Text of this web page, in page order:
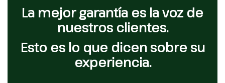
La mejor garantía es la voz de
nuestros clientes.
Esto es lo que dicen sobre su
experiencia.